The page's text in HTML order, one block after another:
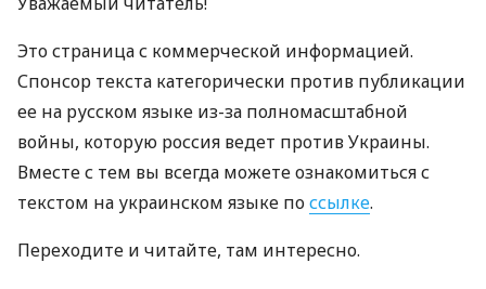
Это страница с коммерческой информацией.
Спонсор текста категорически против публикации
ее на русском языке из-за полномасштабной
войны, которую россия ведет против Украины.
Вместе с тем вы всегда можете ознакомиться с
текстом на украинском языке поссылке.
Переходите и читайте, там интересно.